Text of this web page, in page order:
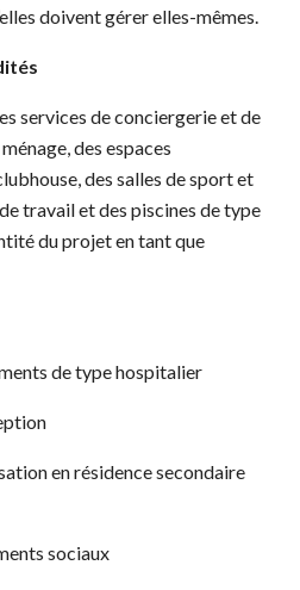
doivent gérer elles-mêmes.
services de conciergerie et de
des espaces
des salles de sport et
travail et des piscines de type
du projet en tant que
de type hospitalier
en résidence secondaire
sociaux